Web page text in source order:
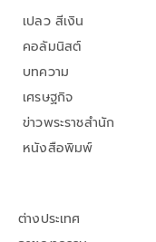
เปลว สีเงิน
คอลัมนิสต์
บทความ
เศรษฐกิจ
ข่าวพระราชสำนัก
หนังสือพิมพ์
ต่างประเทศ